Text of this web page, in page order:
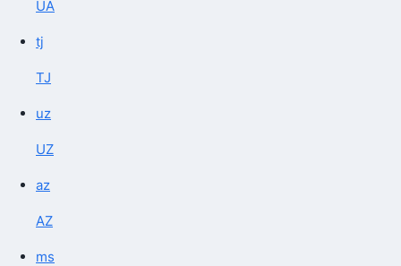
UA
tj
TJ
uz
UZ
az
AZ
ms